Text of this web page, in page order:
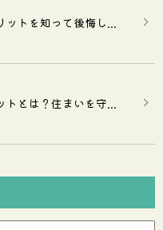
ットを知って後悔し...
トとは？住まいを守...